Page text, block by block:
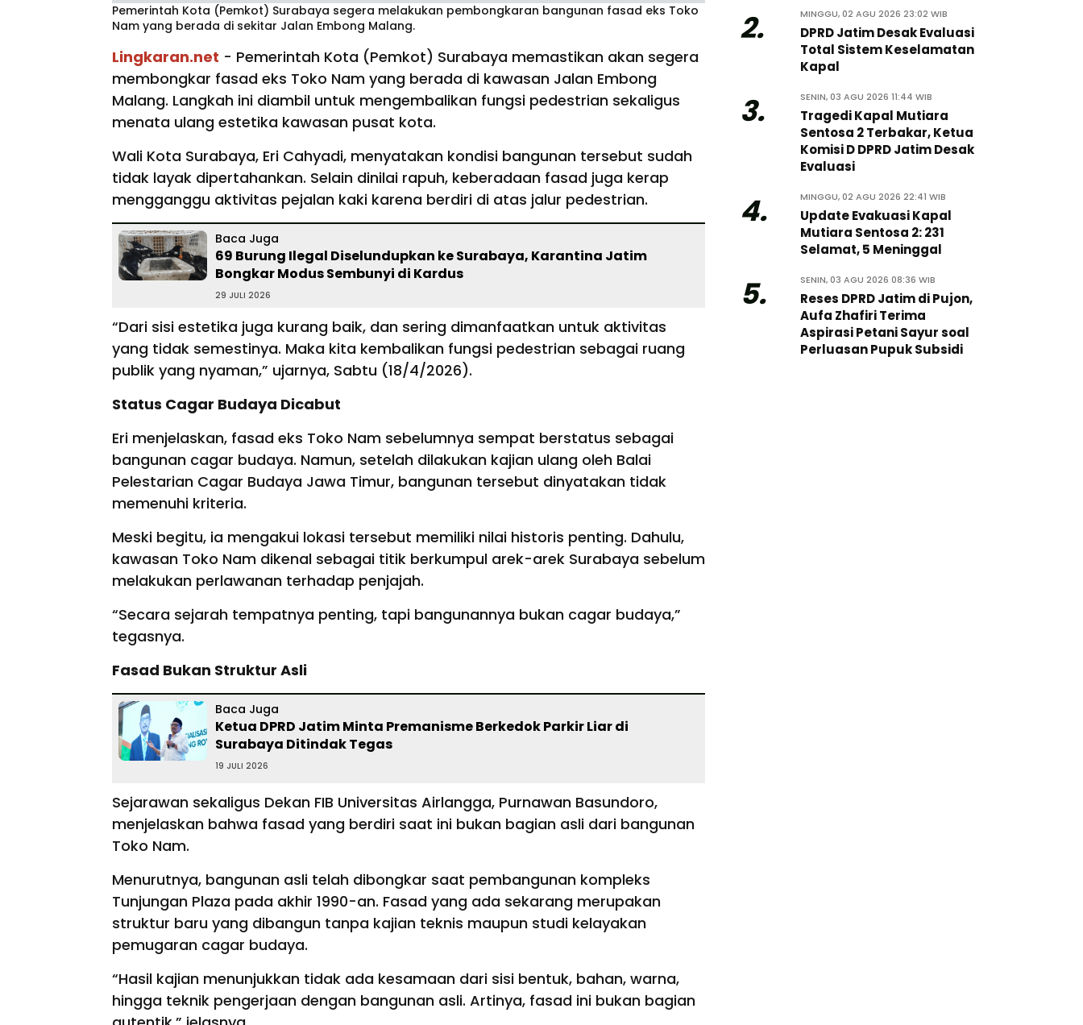
Pemerintah Kota (Pemkot) Surabaya segera melakukan pembongkaran bangunan fasad eks Toko
Nam yang berada di sekitar Jalan Embong Malang.
Lingkaran.net - Pemerintah Kota (Pemkot) Surabaya memastikan akan segera
membongkar fasad eks Toko Nam yang berada di kawasan Jalan Embong
Malang. Langkah ini diambil untuk mengembalikan fungsi pedestrian sekaligus
menata ulang estetika kawasan pusat kota.
Wali Kota Surabaya, Eri Cahyadi, menyatakan kondisi bangunan tersebut sudah
tidak layak dipertahankan. Selain dinilai rapuh, keberadaan fasad juga kerap
mengganggu aktivitas pejalan kaki karena berdiri di atas jalur pedestrian.
Baca Juga
69 Burung Ilegal Diselundupkan ke Surabaya, Karantina Jatim
Bongkar Modus Sembunyi di Kardus
29 JULI 2026
“Dari sisi estetika juga kurang baik, dan sering dimanfaatkan untuk aktivitas
yang tidak semestinya. Maka kita kembalikan fungsi pedestrian sebagai ruang
publik yang nyaman,” ujarnya, Sabtu (18/4/2026).
Status Cagar Budaya Dicabut
Eri menjelaskan, fasad eks Toko Nam sebelumnya sempat berstatus sebagai
bangunan cagar budaya. Namun, setelah dilakukan kajian ulang oleh Balai
Pelestarian Cagar Budaya Jawa Timur, bangunan tersebut dinyatakan tidak
memenuhi kriteria.
Meski begitu, ia mengakui lokasi tersebut memiliki nilai historis penting. Dahulu,
kawasan Toko Nam dikenal sebagai titik berkumpul arek-arek Surabaya sebelum
melakukan perlawanan terhadap penjajah.
“Secara sejarah tempatnya penting, tapi bangunannya bukan cagar budaya,”
tegasnya.
Fasad Bukan Struktur Asli
Baca Juga
Ketua DPRD Jatim Minta Premanisme Berkedok Parkir Liar di
Surabaya Ditindak Tegas
19 JULI 2026
Sejarawan sekaligus Dekan FIB Universitas Airlangga, Purnawan Basundoro,
menjelaskan bahwa fasad yang berdiri saat ini bukan bagian asli dari bangunan
Toko Nam.
Menurutnya, bangunan asli telah dibongkar saat pembangunan kompleks
Tunjungan Plaza pada akhir 1990-an. Fasad yang ada sekarang merupakan
struktur baru yang dibangun tanpa kajian teknis maupun studi kelayakan
pemugaran cagar budaya.
“Hasil kajian menunjukkan tidak ada kesamaan dari sisi bentuk, bahan, warna,
hingga teknik pengerjaan dengan bangunan asli. Artinya, fasad ini bukan bagian
2. MINGGU, 02 AGU 2026 23:02 WIB
DPRD Jatim Desak Evaluasi
Total Sistem Keselamatan
Kapal
3. SENIN, 03 AGU 2026 11:44 WIB
Tragedi Kapal Mutiara
Sentosa 2 Terbakar, Ketua
Komisi D DPRD Jatim Desak
Evaluasi
4. MINGGU, 02 AGU 2026 22:41 WIB
Update Evakuasi Kapal
Mutiara Sentosa 2: 231
Selamat, 5 Meninggal
5. SENIN, 03 AGU 2026 08:36 WIB
Reses DPRD Jatim di Pujon,
Aufa Zhafiri Terima
Aspirasi Petani Sayur soal
Perluasan Pupuk Subsidi